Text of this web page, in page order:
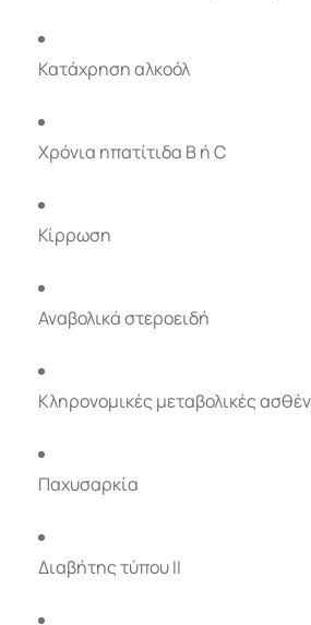
Κατάχρηση αλκοόλ
Χρόνια ηπατίτιδα Β ή C
Κίρρωση
Αναβολικά στεροειδή
Κληρονομικές μεταβολικές
Παχυσαρκία
Διαβήτης τύπου II